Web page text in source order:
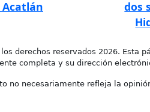
dos
derechos reservados 2026. Esta
completa y su dirección
no necesariamente refleja la